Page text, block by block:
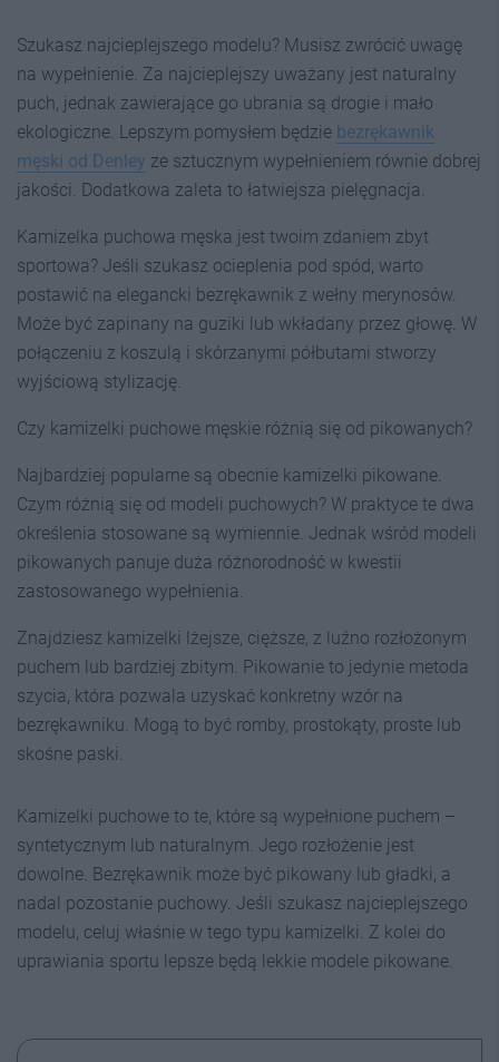
Szukasz najcieplejszego modelu? Musisz zwrócić uwagę
na wypełnienie. Za najcieplejszy uważany jest naturalny
puch, jednak zawierające go ubrania są drogie i mało
ekologiczne. Lepszym pomysłem będzie bezrękawnik
męski od Denley ze sztucznym wypełnieniem równie dobrej
jakości. Dodatkowa zaleta to łatwiejsza pielęgnacja.
Kamizelka puchowa męska jest twoim zdaniem zbyt
sportowa? Jeśli szukasz ocieplenia pod spód, warto
postawić na elegancki bezrękawnik z wełny merynosów.
Może być zapinany na guziki lub wkładany przez głowę. W
połączeniu z koszulą i skórzanymi półbutami stworzy
wyjściową stylizację.
Czy kamizelki puchowe męskie różnią się od pikowanych?
Najbardziej popularne są obecnie kamizelki pikowane.
Czym różnią się od modeli puchowych? W praktyce te dwa
określenia stosowane są wymiennie. Jednak wśród modeli
pikowanych panuje duża różnorodność w kwestii
zastosowanego wypełnienia.
Znajdziesz kamizelki lżejsze, cięższe, z luźno rozłożonym
puchem lub bardziej zbitym. Pikowanie to jedynie metoda
szycia, która pozwala uzyskać konkretny wzór na
bezrękawniku. Mogą to być romby, prostokąty, proste lub
skośne paski.
Kamizelki puchowe to te, które są wypełnione puchem –
syntetycznym lub naturalnym. Jego rozłożenie jest
dowolne. Bezrękawnik może być pikowany lub gładki, a
nadal pozostanie puchowy. Jeśli szukasz najcieplejszego
modelu, celuj właśnie w tego typu kamizelki. Z kolei do
uprawiania sportu lepsze będą lekkie modele pikowane.